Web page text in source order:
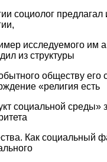
социолог
исследуемого им
из структуры
обществу его
«религия есть
социальной среды»
Как социальный